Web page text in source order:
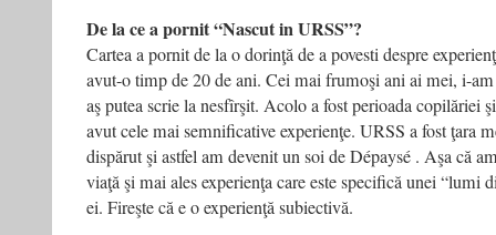
De la ce a pornit “Nascut in URSS”?
Cartea a pornit de la o dorinţă de a povesti despre
avut-o timp de 20 de ani. Cei mai frumoşi ani ai mei, i-
aş putea scrie la nesfîrşit. Acolo a fost perioada copilăriei
avut cele mai semnificative experienţe. URSS a fost ţara
dispărut şi astfel am devenit un soi de Dépaysé . Aşa că
viaţă şi mai ales experienţa care este specifică unei “lumi
ei. Fireşte că e o experienţă subiectivă.